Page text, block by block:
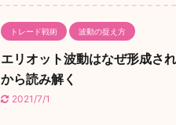
トレード戦術 波動の捉え方
エリオット波動はなぜ形成さ
から読み解く
2021/7/1